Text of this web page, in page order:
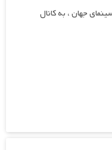
جهان ، به کانال